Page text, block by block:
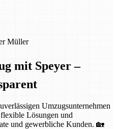
Müller
mit Speyer –
Umzugsunternehmen
Lösungen und
und gewerbliche Kunden. 🏡